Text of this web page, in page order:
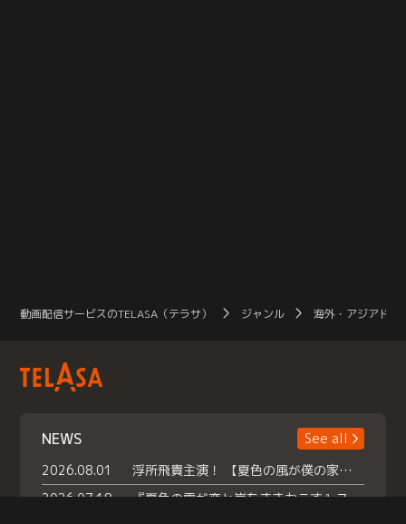
動画配信サービスのTELASA（テラサ） ジャンル 海外・アジアドラ
NEWS
See all
2026.08.01
浮所飛貴主演！ 【夏色の風が僕の家にやってきた】 本日よりテラサで独占配信スタート！
2026.07.18
『夏色の雲が恋と嵐をまきおこす』スペシャルメイキング 【Part1】2026年７月18日（土）23時30分～配信スタート！話題のシーンの裏側を大公開！豪華キャスト大集合！ 『武宮家 真夏の家族会議』開催！